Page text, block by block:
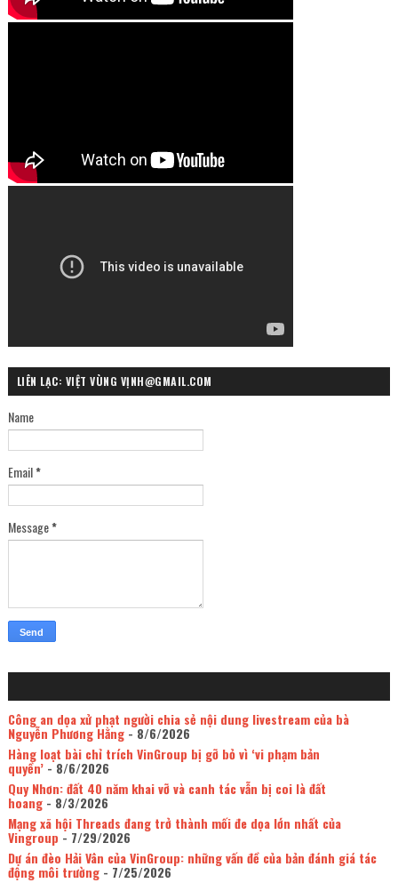
LIÊN LẠC: VIỆT VÙNG VỊNH@GMAIL.COM
Name
Email*
Message*
Công an dọa xử phạt người chia sẻ nội dung livestream của bà
Nguyễn Phương Hằng- 8/6/2026
Hàng loạt bài chỉ trích VinGroup bị gỡ bỏ vì ‘vi phạm bản
quyền’- 8/6/2026
Quy Nhơn: đất 40 năm khai vỡ và canh tác vẫn bị coi là đất
hoang- 8/3/2026
Mạng xã hội Threads đang trở thành mối đe dọa lớn nhất của
Vingroup - 7/29/2026
Dự án đèo Hải Vân của VinGroup: những vấn đề của bản đánh giá tác
động môi trường- 7/25/2026